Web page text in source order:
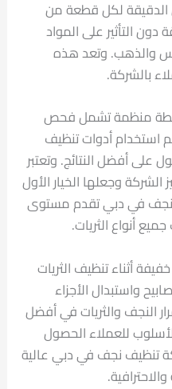
الدقيقة لكل قطعة من
دون التأثير على المواد
والذهب. وتعد هذه
بالشركة.
خطة منظمة تشمل فحص
استخدام أدوات تنظيف
على أفضل النتائج. وتعتبر
وجعلها الخيار الأول
في دبي تقدم مستوى
أنواع الثريات.
أثناء تنظيف الثريات
واستبدال الأجزاء
النجف والثريات في أفضل
للعملاء الحصول
تنظيف نجف في دبي عالية